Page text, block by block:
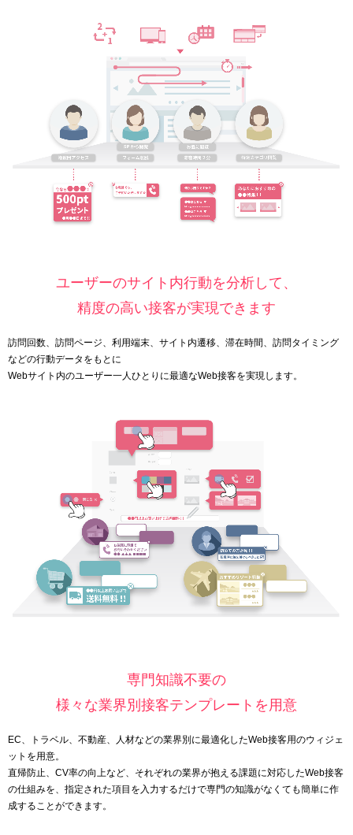
ユーザーのサイト内行動を分析して、
精度の高い接客が実現できます
訪問回数、訪問ページ、利用端末、サイト内遷移、滞在時間、訪問タイミング
などの行動データをもとに
Webサイト内のユーザー一人ひとりに最適なWeb接客を実現します。
専門知識不要の
様々な業界別接客テンプレートを用意
EC、トラベル、不動産、人材などの業界別に最適化したWeb接客用のウィジェ
ットを用意。
直帰防止、CV率の向上など、それぞれの業界が抱える課題に対応したWeb接客
の仕組みを、指定された項目を入力するだけで専門の知識がなくても簡単に作
成することができます。